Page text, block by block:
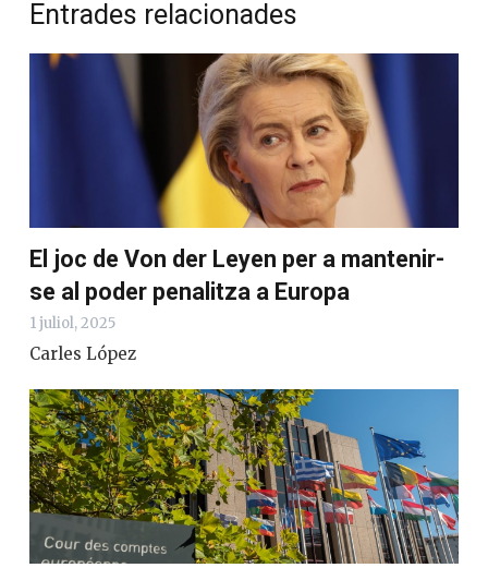
Entrades relacionades
El joc de Von der Leyen per a mantenir-
se al poder penalitza a Europa
1 juliol, 2025
Carles López